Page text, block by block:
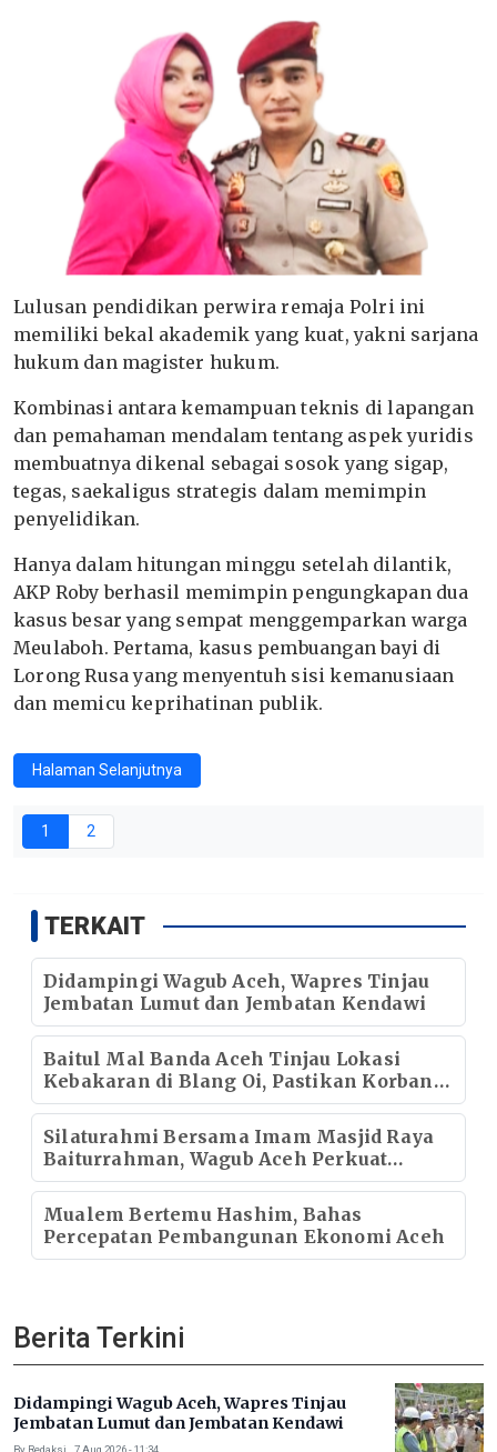
Lulusan pendidikan perwira remaja Polri ini
memiliki bekal akademik yang kuat, yakni sarjana
hukum dan magister hukum.
Kombinasi antara kemampuan teknis di lapangan
dan pemahaman mendalam tentang aspek yuridis
membuatnya dikenal sebagai sosok yang sigap,
tegas, saekaligus strategis dalam memimpin
penyelidikan.
Hanya dalam hitungan minggu setelah dilantik,
AKP Roby berhasil memimpin pengungkapan dua
kasus besar yang sempat menggemparkan warga
Meulaboh. Pertama, kasus pembuangan bayi di
Lorong Rusa yang menyentuh sisi kemanusiaan
dan memicu keprihatinan publik.
Halaman Selanjutnya
1 2
TERKAIT
Didampingi Wagub Aceh, Wapres Tinjau
Jembatan Lumut dan Jembatan Kendawi
Baitul Mal Banda Aceh Tinjau Lokasi
Kebakaran di Blang Oi, Pastikan Korban
Mendapat Dukungan Kebutuhan Pokok
Silaturahmi Bersama Imam Masjid Raya
Baiturrahman, Wagub Aceh Perkuat
Sinergi dengan Ulama
Mualem Bertemu Hashim, Bahas
Percepatan Pembangunan Ekonomi Aceh
Berita Terkini
Didampingi Wagub Aceh, Wapres Tinjau
Jembatan Lumut dan Jembatan Kendawi
By Redaksi . 7 Aug 2026 - 11:34